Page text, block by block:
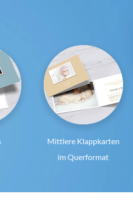
Mittlere Klappkarten
im Querformat